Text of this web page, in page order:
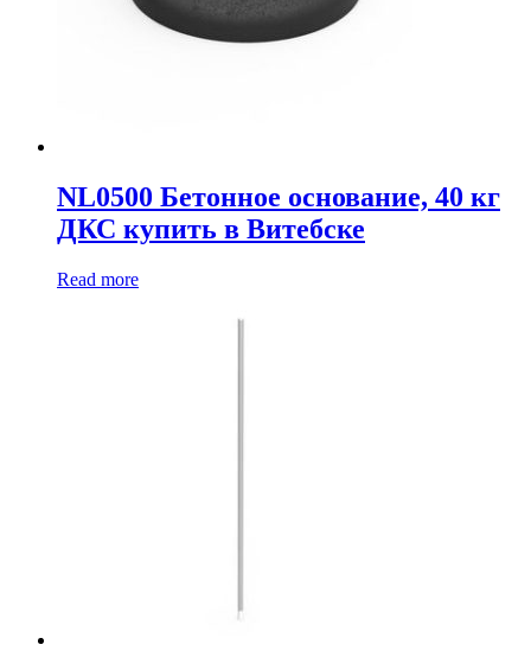
NL0500 Бетонное основание, 40 кг
ДКС купить в Витебске
Read more